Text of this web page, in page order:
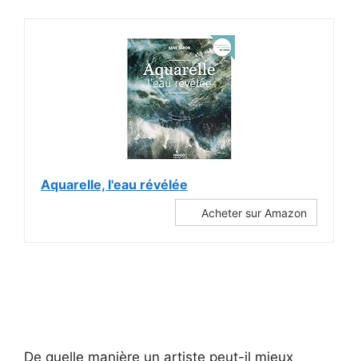
Aquarelle, l'eau révélée
Acheter sur Amazon
De quelle manière un artiste peut-il mieux